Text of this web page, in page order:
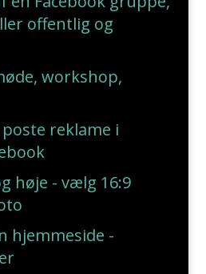
offentlig og
workshop,
reklame i
høje - vælg 16:9
hjemmeside -